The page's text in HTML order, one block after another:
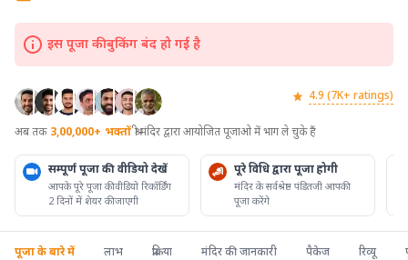
इस पूजा की बुकिंग बंद हो गई है
4.9 (7K+ ratings)
अब तक 3,00,000+ भक्तों श्री मंदिर द्वारा आयोजित पूजाओ में भाग ले चुके हैं
सम्पूर्ण पूजा की वीडियो देखें
आपके पूरे पूजा की वीडियो रिकॉर्डिंग
2 दिनों में शेयर की जाएगी
पूरे विधि द्वारा पूजा होगी
मंदिर के सर्वश्रेष्ठ पंडितजी आपकी
पूजा करेंगे
पूजा के बारे में लाभ प्रक्रिया मंदिर की जानकारी पैकेज रिव्यू